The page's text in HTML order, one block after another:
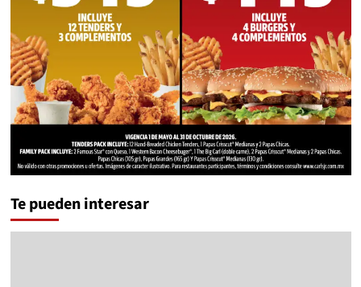
Te pueden interesar